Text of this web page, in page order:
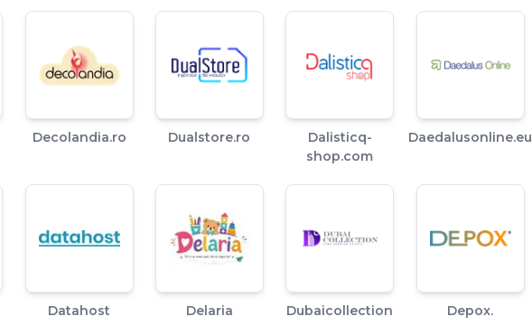
Decolandia.ro Dualstore.ro
Dalisticq-
shop.com
Daedalusonline.eu
Datahost Delaria Dubaicollection Depox.